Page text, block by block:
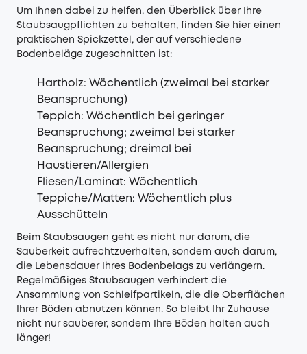
Um Ihnen dabei zu helfen, den Überblick über Ihre
Staubsaugpflichten zu behalten, finden Sie hier einen
praktischen Spickzettel, der auf verschiedene
Bodenbeläge zugeschnitten ist:
Hartholz: Wöchentlich (zweimal bei starker
Beanspruchung)
Teppich: Wöchentlich bei geringer
Beanspruchung; zweimal bei starker
Beanspruchung; dreimal bei
Haustieren/Allergien
Fliesen/Laminat: Wöchentlich
Teppiche/Matten: Wöchentlich plus
Ausschütteln
Beim Staubsaugen geht es nicht nur darum, die
Sauberkeit aufrechtzuerhalten, sondern auch darum,
die Lebensdauer Ihres Bodenbelags zu verlängern.
Regelmäßiges Staubsaugen verhindert die
Ansammlung von Schleifpartikeln, die die Oberflächen
Ihrer Böden abnutzen können. So bleibt Ihr Zuhause
nicht nur sauberer, sondern Ihre Böden halten auch
länger!